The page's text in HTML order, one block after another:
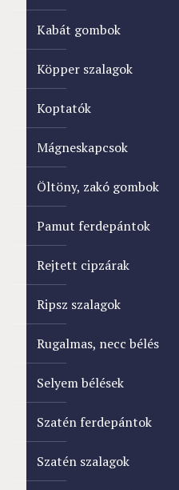
Kabát gombok
Köpper szalagok
Koptatók
Mágneskapcsok
Öltöny, zakó gombok
Pamut ferdepántok
Rejtett cipzárak
Ripsz szalagok
Rugalmas, necc bélés
Selyem bélések
Szatén ferdepántok
Szatén szalagok